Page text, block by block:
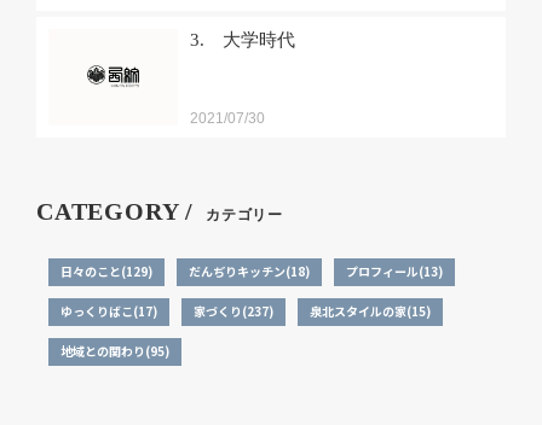
3. 大学時代
2021/07/30
CATEGORY / カテゴリー
日々のこと(129) だんぢりキッチン(18) プロフィール(13)
ゆっくりばこ(17) 家づくり(237) 泉北スタイルの家(15)
地域との関わり(95)